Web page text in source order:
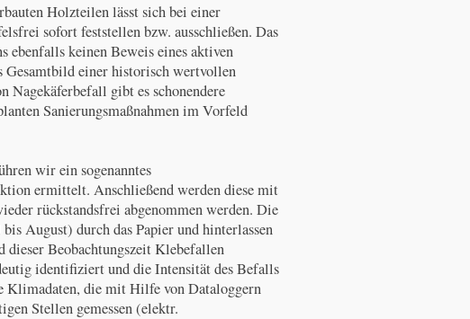
Holzteilen lässt sich bei einer
sofort feststellen bzw. ausschließen. Das
ebenfalls keinen Beweis eines aktiven
Gesamtbild einer historisch wertvollen
Nagekäferbefall gibt es schonendere
Sanierungsmaßnahmen im Vorfeld
wir ein sogenanntes
ermittelt. Anschließend werden diese mit
rückstandsfrei abgenommen werden. Die
August) durch das Papier und hinterlassen
dieser Beobachtungszeit Klebefallen
identifiziert und die Intensität des Befalls
Klimadaten, die mit Hilfe von Dataloggern
Stellen gemessen (elektr.